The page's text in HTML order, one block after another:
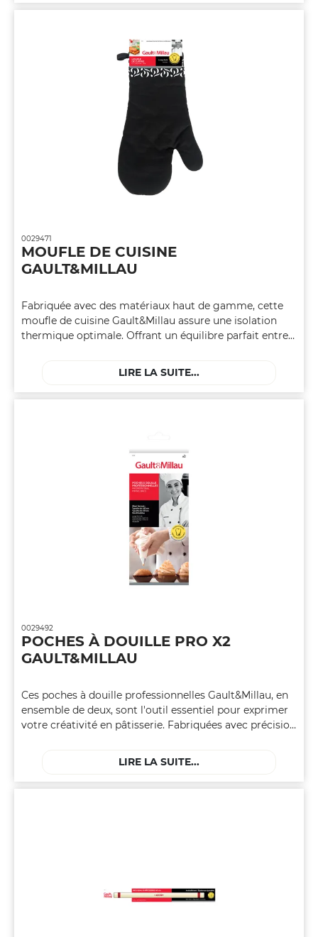
0029471
MOUFLE DE CUISINE
GAULT&MILLAU
Fabriquée avec des matériaux haut de gamme, cette
moufle de cuisine Gault&Millau assure une isolation
thermique optimale. Offrant un équilibre parfait entre
LIRE LA SUITE...
0029492
POCHES À DOUILLE PRO X2
GAULT&MILLAU
Ces poches à douille professionnelles Gault&Millau, en
ensemble de deux, sont l'outil essentiel pour exprimer
votre créativité en pâtisserie. Fabriquées avec précision
LIRE LA SUITE...